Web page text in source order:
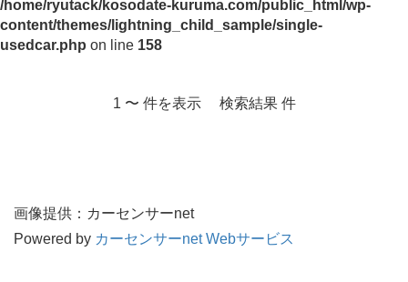
/home/ryutack/kosodate-kuruma.com/public_html/wp-
content/themes/lightning_child_sample/single-
usedcar.php on line 158
1 〜 件を表示 検索結果 件
画像提供：カーセンサーnet
Powered by カーセンサーnet Webサービス